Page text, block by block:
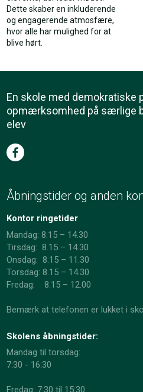
Dette skaber en inkluderende
og engagerende atmosfære,
hvor alle har mulighed for at
blive hørt.
En skole med demokratiske
opmærksomhed på særlige
elev
Åbningstider og anden
Kontor ringetider
Mandag: 8.15 – 14.30
Tirsdag: 8.15 – 14.30
Onsdag: 8.15 – 11.30
​Torsdag: 8.15 – 14.30
Fredag: 8.15 – 12.00
Bemærk at telefonen er lukket i
Skolens åbningstider:
Mandag til torsdag:
7:30 - 16:30
Fredag: 7:30 til 15:30